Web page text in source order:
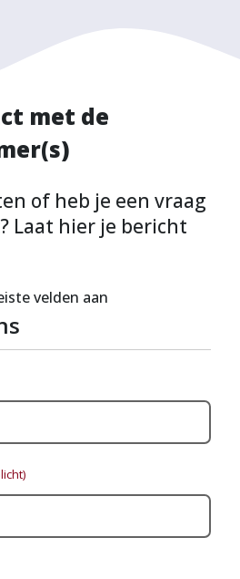
met de
of heb je een vraag
Laat hier je bericht
velden aan